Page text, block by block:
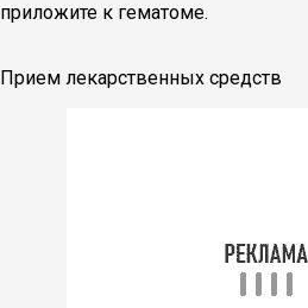
приложите к гематоме.
Прием лекарственных средств